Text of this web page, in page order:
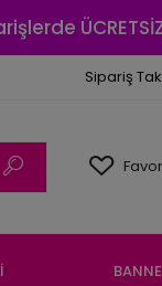
Sipariş